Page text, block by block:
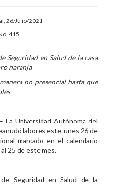
26/Julio/2021
415
Seguridad en Salud de la casa
naranja
no presencial hasta que
La Universidad Autónoma del
labores este lunes 26 de
marcado en el calendario
25 de este mes.
Seguridad en Salud de la